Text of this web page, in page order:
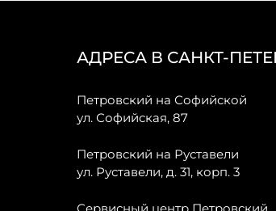
АДРЕСА В САНКТ-
Петровский на Софийской
ул. Софийская, 87
Петровский на Руставели
ул. Руставели, д. 31, корп. 3